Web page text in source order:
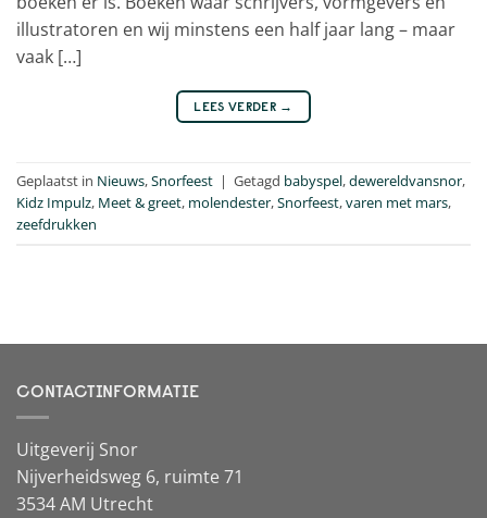
illustratoren en wij minstens een half jaar lang – maar
vaak […]
LEES VERDER →
Geplaatst in Nieuws,Snorfeest | Getagd babyspel,dewereldvansnor,
Kidz Impulz, Meet & greet, molendester,Snorfeest,varen met mars,
zeefdrukken
CONTACTINFORMATIE
Uitgeverij Snor
Nijverheidsweg 6, ruimte 71
3534 AM Utrecht